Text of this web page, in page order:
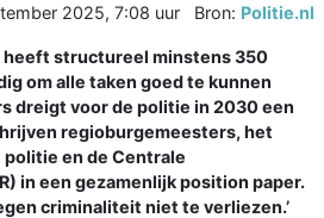
2025, 7:08 uur Bron: Politie.nl
heeft structureel minstens 350
om alle taken goed te kunnen
dreigt voor de politie in 2030 een
regioburgemeesters, het
en de Centrale
in een gezamenlijk position paper.
criminaliteit niet te verliezen.’